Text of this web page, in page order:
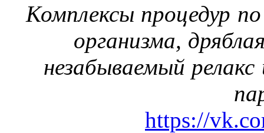
Комплексы процедур
организма,
незабываемый
https://